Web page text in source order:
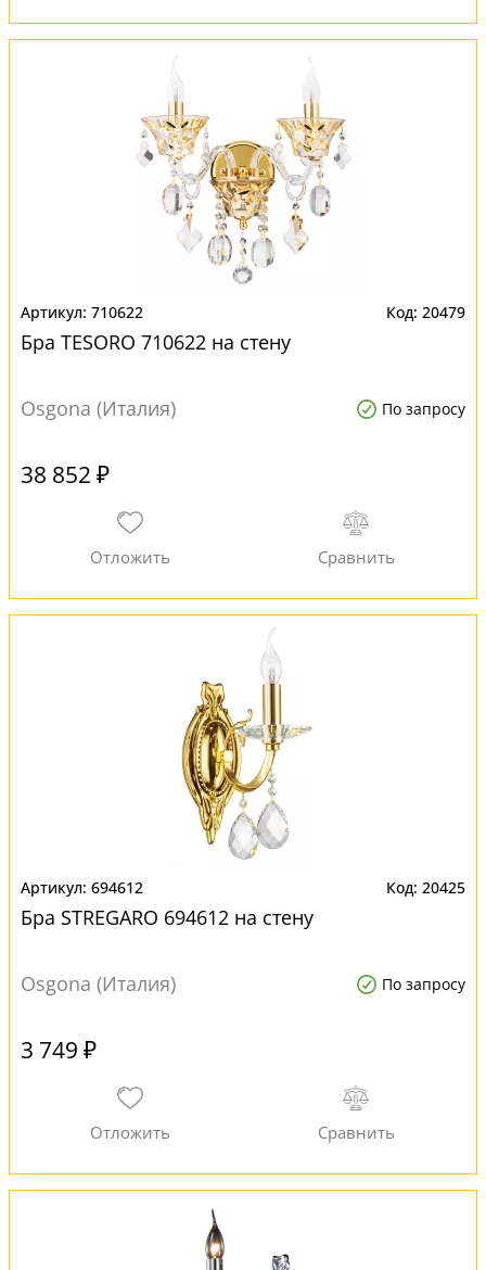
710622 20479
Бра TESORO 710622 на стену
Osgona (Италия) По запросу
38 852 ₽
694612 20425
Бра STREGARO 694612 на стену
Osgona (Италия) По запросу
3 749 ₽